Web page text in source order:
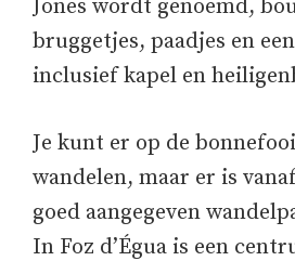
Jones wordt genoemd,
bruggetjes, paadjes en
inclusief kapel en
Je kunt er op de
wandelen, maar er is
goed aangegeven
In Foz d’Égua is een